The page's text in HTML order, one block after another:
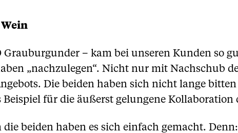
Grauburgunder – kam bei unseren Kunden so
„nachzulegen“. Nicht nur mit Nachschub
Die beiden haben sich nicht lange
für die äußerst gelungene Kollaboration
beiden haben es sich einfach gemacht.